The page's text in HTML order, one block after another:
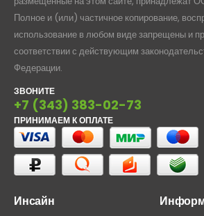
Полное и (или) частичное копирование,
использование в любом виде запрещены и
соответствии с действующим
Федерации.
ЗВОНИТЕ
+7 (343) 383-02-73
ПРИНИМАЕМ К ОПЛАТЕ
Инсайн